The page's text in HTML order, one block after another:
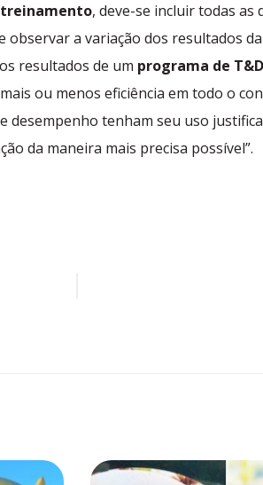
treinamento, deve-se incluir todas
a variação dos resultados
resultados de um programa de T&D
ou menos eficiência em todo o
desempenho tenham seu uso
da maneira mais precisa possível”.